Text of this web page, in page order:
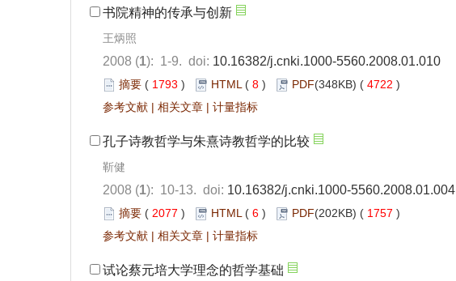
书院精神的传承与创新
王炳照
2008 (1): 1-9. doi: 10.16382/j.cnki.1000-5560.2008.01.010
摘要 ( 1793 ) HTML ( 8 ) PDF(348KB) ( 4722 )
参考文献 | 相关文章 | 计量指标
孔子诗教哲学与朱熹诗教哲学的比较
靳健
2008 (1): 10-13. doi: 10.16382/j.cnki.1000-5560.2008.01.004
摘要 ( 2077 ) HTML ( 6 ) PDF(202KB) ( 1757 )
参考文献 | 相关文章 | 计量指标
试论蔡元培大学理念的哲学基础